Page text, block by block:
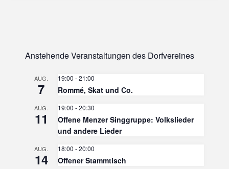
Anstehende Veranstaltungen des Dorfvereines
AUG.
7
19:00 -21:00
Rommé, Skat und Co.
AUG.
11
19:00 -20:30
Offene Menzer Singgruppe: Volkslieder
und andere Lieder
AUG.
14
18:00 -20:00
Offener Stammtisch